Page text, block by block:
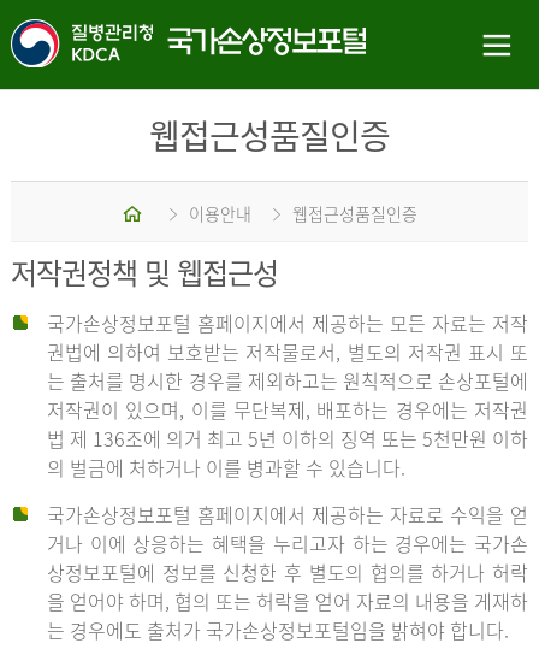
웹접근성품질인증
홈 이용안내 웹접근성품질인증
저작권정책 및 웹접근성
국가손상정보포털 홈페이지에서 제공하는 모든 자료는 저작
권법에 의하여 보호받는 저작물로서, 별도의 저작권 표시 또
는 출처를 명시한 경우를 제외하고는 원칙적으로 손상포털에
저작권이 있으며, 이를 무단복제, 배포하는 경우에는 저작권
법 제 136조에 의거 최고 5년 이하의 징역 또는 5천만원 이하
의 벌금에 처하거나 이를 병과할 수 있습니다.
국가손상정보포털 홈페이지에서 제공하는 자료로 수익을 얻
거나 이에 상응하는 혜택을 누리고자 하는 경우에는 국가손
상정보포털에 정보를 신청한 후 별도의 협의를 하거나 허락
을 얻어야 하며, 협의 또는 허락을 얻어 자료의 내용을 게재하
는 경우에도 출처가 국가손상정보포털임을 밝혀야 합니다.